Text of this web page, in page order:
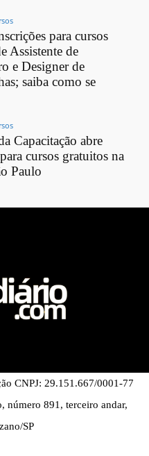
para cursos
Assistente de
e Designer de
saiba como se
Capacitação abre
cursos gratuitos na
Paulo
CNPJ: 29.151.667/0001-77
número 891, terceiro andar,
SP